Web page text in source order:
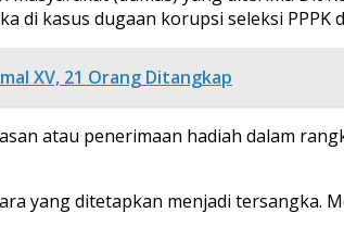
di kasus dugaan korupsi seleksi PPPK
XV, 21 Orang Ditangkap
atau penerimaan hadiah dalam
yang ditetapkan menjadi tersangka.